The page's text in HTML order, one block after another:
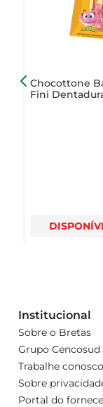
Chocottone
Fini
Institucional
Sobre o Bretas
Grupo Cencosud
Trabalhe conosco
Sobre
Portal do